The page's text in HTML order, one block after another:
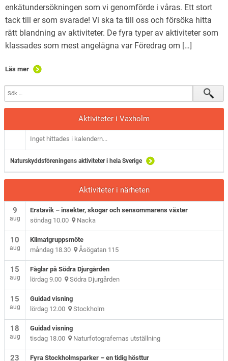
enkätundersökningen som vi genomförde i våras. Ett stort
tack till er som svarade! Vi ska ta till oss och försöka hitta
rätt blandning av aktiviteter. De fyra typer av aktiviteter som
klassades som mest angelägna var Föredrag om […]
Läs mer
Aktiviteter i Vaxholm
Inget hittades i kalendern...
Naturskyddsföreningens aktiviteter i hela Sverige
Aktiviteter i närheten
9
aug
Erstavik – insekter, skogar och sensommarens växter
söndag 10.00 Nacka
10
aug
Klimatgruppsmöte
måndag 18.30 Åsögatan 115
15
aug
Fåglar på Södra Djurgården
lördag 9.00 Södra Djurgården
15
aug
Guidad visning
lördag 12.00 Stockholm
18
aug
Guidad visning
tisdag 18.00 Naturfotografernas utställning
23
Fyra Stockholmsparker – en tidig hösttur